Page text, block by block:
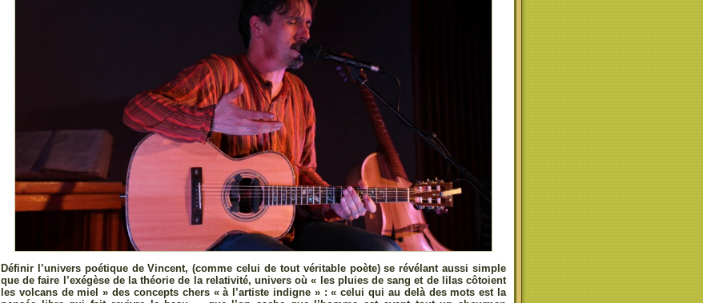
Définir l’univers poétique de Vincent, (comme celui de tout véritable poète) se révélant aussi simple
que de faire l’exégèse de la théorie de la relativité, univers où « les pluies de sang et de lilas côtoient
les volcans de miel » des concepts chers « à l’artiste indigne » : « celui qui au delà des mots est la